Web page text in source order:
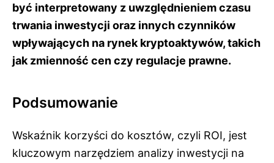
być interpretowany z uwzględnieniem czasu
trwania inwestycji oraz innych czynników
wpływających na rynek kryptoaktywów, takich
jak zmienność cen czy regulacje prawne.
Podsumowanie
Wskaźnik korzyści do kosztów, czyli ROI, jest
kluczowym narzędziem analizy inwestycji na